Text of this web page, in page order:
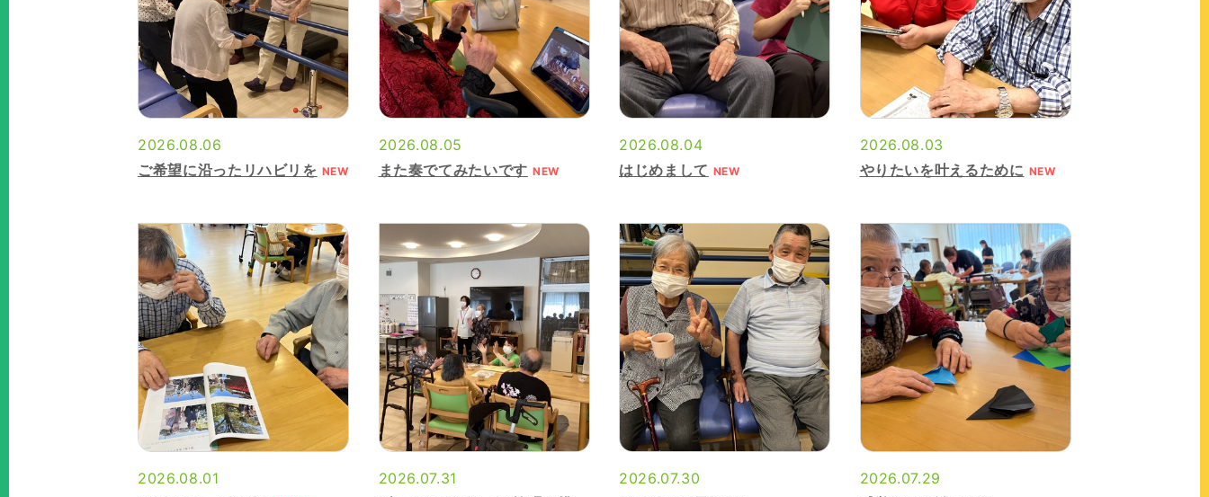
2026.08.06
ご希望に沿ったリハビリを NEW
2026.08.05
また奏でてみたいです NEW
2026.08.04
はじめまして NEW
2026.08.03
やりたいを叶えるために NEW
2026.08.01
2026.07.31
2026.07.30
2026.07.29